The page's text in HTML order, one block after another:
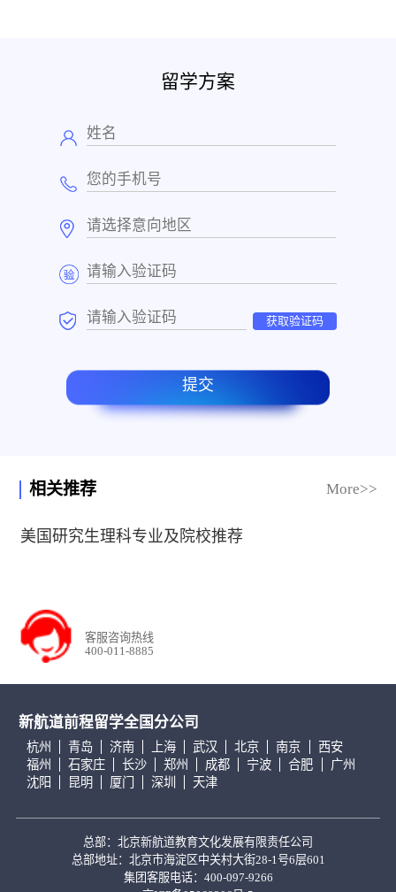
留学方案
获取验证码
提交
相关推荐 More>>
美国研究生理科专业及院校推荐
客服咨询热线
400-011-8885
新航道前程留学全国分公司
杭州 青岛 济南 上海 武汉 北京 南京
西安
福州
石家庄 长沙 郑州 成都 宁波 合肥
广州
沈阳
昆明 厦门 深圳 天津
总部：北京新航道教育文化发展有限责任公司
总部地址：北京市海淀区中关村大街28-1号6层601
集团客服电话：400-097-9266